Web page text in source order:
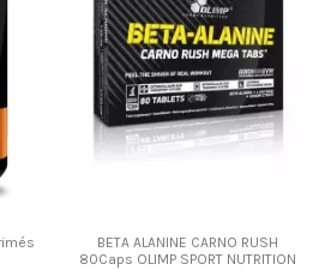
BETA ALANINE CARNO RUSH
80Caps OLIMP SPORT NUTRITION